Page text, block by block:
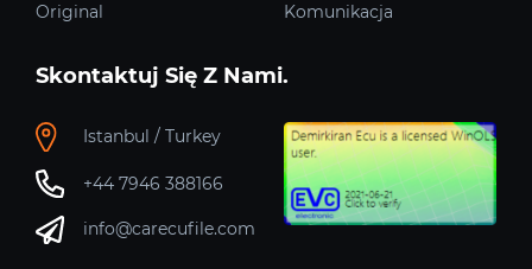
Original
Komunikacja
Skontaktuj Się Z Nami.
Istanbul / Turkey
+44 7946 388166
info@carecufile.com